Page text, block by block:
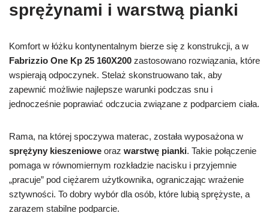
sprężynami i warstwą pianki
Komfort w łóżku kontynentalnym bierze się z konstrukcji, a w
Fabrizzio One Kp 25 160X200 zastosowano rozwiązania, które
wspierają odpoczynek. Stelaż skonstruowano tak, aby
zapewnić możliwie najlepsze warunki podczas snu i
jednocześnie poprawiać odczucia związane z podparciem ciała.
Rama, na której spoczywa materac, została wyposażona w
sprężyny kieszeniowe oraz warstwę pianki. Takie połączenie
pomaga w równomiernym rozkładzie nacisku i przyjemnie
„pracuje” pod ciężarem użytkownika, ograniczając wrażenie
sztywności. To dobry wybór dla osób, które lubią sprężyste, a
zarazem stabilne podparcie.